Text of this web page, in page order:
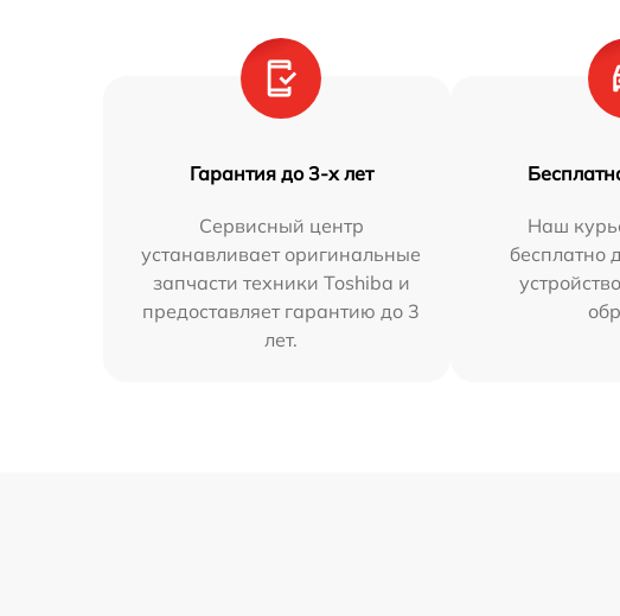
Гарантия до 3-х лет
Сервисный центр
устанавливает оригинальные
запчасти техники Toshiba и
предоставляет гарантию до 3
лет.
Наш
бесплатно